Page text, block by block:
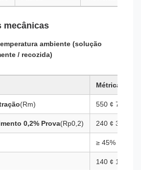
mecânicas
ambiente (solução
/ recozida)
Métrica (MPa)
(Rm) 550 ¢ 750
0,2% Prova(Rp0,2) 240 ¢ 310
≥ 45%
140 ¢ 190